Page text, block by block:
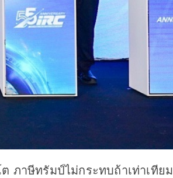
ภาษีทรัมป์ไม่กระทบถ้าเท่าเทียม